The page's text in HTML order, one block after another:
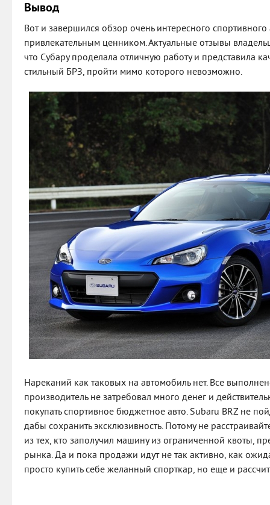
Вывод
Вот и завершился обзор очень интересного
привлекательным ценником. Актуальные отзывы
что Субару проделала отличную работу и представила
стильный БРЗ, пройти мимо которого невозможно.
Нареканий как таковых на автомобиль нет. Все
производитель не затребовал много денег и
покупать спортивное бюджетное авто. Subaru BRZ не
дабы сохранить эксклюзивность. Потому не
из тех, кто заполучил машину из ограниченной квоты,
рынка. Да и пока продажи идут не так активно, как
просто купить себе желанный спорткар, но еще и